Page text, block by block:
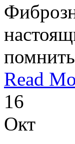
Read
16
Окт